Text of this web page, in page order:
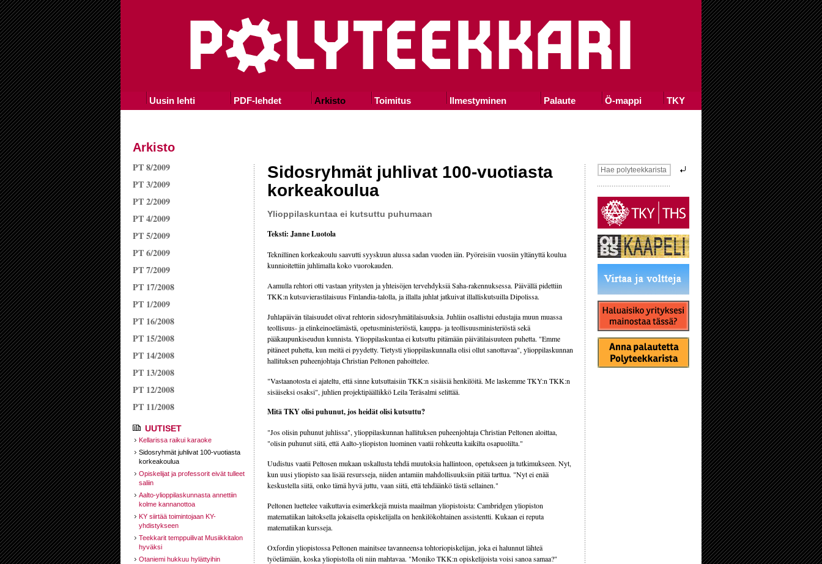
Uusin lehti PDF-lehdet Arkisto Toimitus Ilmestyminen Palaute Ö-mappi TKY
Arkisto
PT 8/2009
PT 3/2009
PT 2/2009
PT 4/2009
PT 5/2009
PT 6/2009
PT 7/2009
PT 17/2008
PT 1/2009
PT 16/2008
PT 15/2008
PT 14/2008
PT 13/2008
PT 12/2008
PT 11/2008
UUTISET
Kellarissa raikui karaoke
Sidosryhmät juhlivat 100-vuotiasta
korkeakoulua
Opiskelijat ja professorit eivät tulleet
saliin
Aalto-ylioppilaskunnasta annettiin
kolme kannanottoa
KY siirtää toimintojaan KY-
yhdistykseen
Teekkarit temppuilivat Musiikkitalon
hyväksi
Otaniemi hukkuu hylättyihin
Sidosryhmät juhlivat 100-vuotiasta
korkeakoulua
Ylioppilaskuntaa ei kutsuttu puhumaan
Teksti: Janne Luotola
Teknillinen korkeakoulu saavutti syyskuun alussa sadan vuoden iän. Pyöreisiin vuosiin yltänyttä koulua
kunnioitettiin juhlimalla koko vuorokauden.
Aamulla rehtori otti vastaan yritysten ja yhteisöjen tervehdyksiä Saha-rakennuksessa. Päivällä pidettiin
TKK:n kutsuvierastilaisuus Finlandia-talolla, ja illalla juhlat jatkuivat illalliskutsuilla Dipolissa.
Juhlapäivän tilaisuudet olivat rehtorin sidosryhmätilaisuuksia. Juhliin osallistui edustajia muun muassa
teollisuus- ja elinkeinoelämästä, opetusministeriöstä, kauppa- ja teollisuusministeriöstä sekä
pääkaupunkiseudun kunnista. Ylioppilaskuntaa ei kutsuttu pitämään päivätilaisuuteen puhetta. "Emme
pitäneet puhetta, kun meitä ei pyydetty. Tietysti ylioppilaskunnalla olisi ollut sanottavaa", ylioppilaskunnan
hallituksen puheenjohtaja Christian Peltonen pahoittelee.
"Vastaanotosta ei ajateltu, että sinne kutsuttaisiin TKK:n sisäisiä henkilöitä. Me laskemme TKY:n TKK:n
sisäiseksi osaksi", juhlien projektipäällikkö Leila Teräsalmi selittää.
Mitä TKY olisi puhunut, jos heidät olisi kutsuttu?
"Jos olisin puhunut juhlissa", ylioppilaskunnan hallituksen puheenjohtaja Christian Peltonen aloittaa,
"olisin puhunut siitä, että Aalto-yliopiston luominen vaatii rohkeutta kaikilta osapuolilta."
Uudistus vaatii Peltosen mukaan uskallusta tehdä muutoksia hallintoon, opetukseen ja tutkimukseen. Nyt,
kun uusi yliopisto saa lisää resursseja, niiden antamiin mahdollisuuksiin pitää tarttua. "Nyt ei enää
keskustella siitä, onko tämä hyvä juttu, vaan siitä, että tehdäänkö tästä sellainen."
Peltonen luettelee vaikuttavia esimerkkejä muista maailman yliopistoista: Cambridgen yliopiston
matematiikan laitoksella jokaisella opiskelijalla on henkilökohtainen assistentti. Kukaan ei reputa
matematiikan kursseja.
Oxfordin yliopistossa Peltonen mainitsee tavanneensa tohtoriopiskelijan, joka ei halunnut lähteä
työelämään, koska yliopistolla oli niin mahtavaa. "Moniko TKK:n opiskelijoista voisi sanoa samaa?"